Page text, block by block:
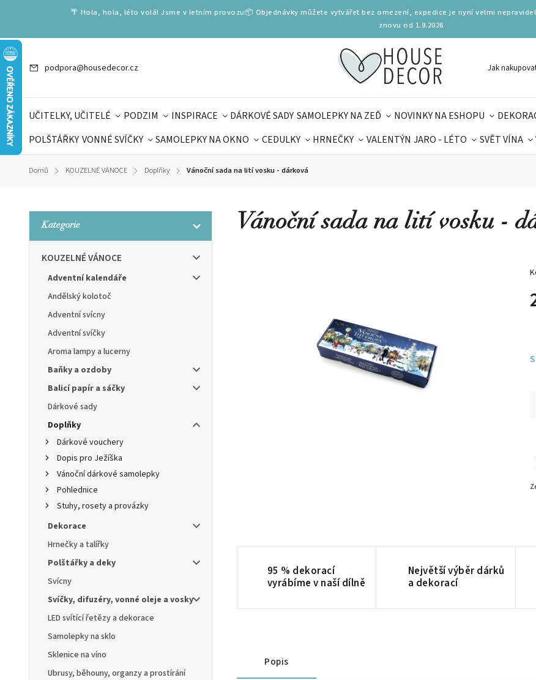
🌴 Hola, hola, léto volá! Jsme v letním provozu📦 Objednávky můžete vytvářet bez omezení, expedice je nyní velmi
znovu od 1.9.2026
podpora@housedecor.cz Jak
UČITELKY, UČITELÉ PODZIM INSPIRACE DÁRKOVÉ SADY SAMOLEPKY NA ZEĎ NOVINKY NA ESHOPU
POLŠTÁŘKY VONNÉ SVÍČKY SAMOLEPKY NA OKNO CEDULKY HRNEČKY VALENTÝN JARO - LÉTO SVĚT VÍNA
DÁRKOVÉ VOUCHERY
Domů / KOUZELNÉ VÁNOCE / Doplňky / Vánoční sada na lití vosku - dárková
Kategorie
KOUZELNÉ VÁNOCE
Adventní kalendáře
Andělský kolotoč
Adventní svícny
Adventní svíčky
Aroma lampy a lucerny
Baňky a ozdoby
Balicí papír a sáčky
Dárkové sady
Doplňky
Dárkové vouchery
Dopis pro Ježíška
Vánoční dárkové samolepky
Pohlednice
Stuhy, rosety a provázky
Dekorace
Hrnečky a talířky
Polštářky a deky
Svícny
Svíčky, difuzéry, vonné oleje a vosky
LED svítící řetězy a dekorace
Samolepky na sklo
Sklenice na víno
Ubrusy, běhouny, organzy a prostírání
Vánoční sada na lití vosku -
95 % dekorací
vyrábíme v naší dílně
Největší výběr dárků
a dekorací
Popis